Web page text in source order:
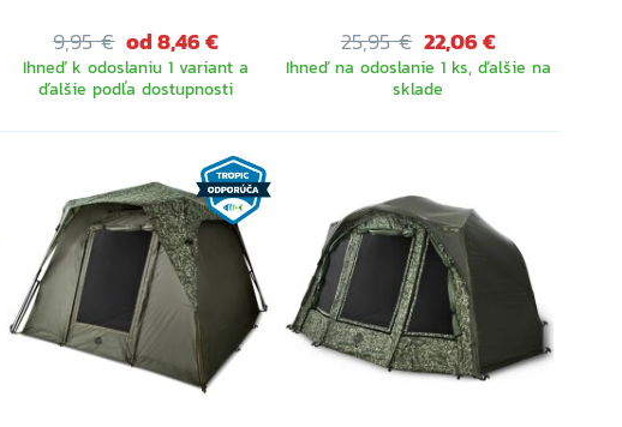
9,95 € od 8,46 €
Ihneď k odoslaniu 1 variant a
ďalšie podľa dostupnosti
VYBERTE VARIANTU
25,95 € 22,06 €
Ihneď na odoslanie 1 ks, ďalšie na
sklade